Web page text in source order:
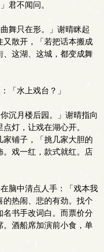
君不闻问。
舞只在形。」谢晴眯起
又散开，「若把话本搬成
、这湖、这城，都变成舞
「水上戏台？」
沉月楼后园。」谢晴指向
灯，让戏在湖心开。
铺子，「挑几家大胆的
。戏一红，款式就红。店
脑中清点人手：「戏本我
热闹、悲的有劲。找个
书手改词白。而票价分
。酒船席加演前小食，单